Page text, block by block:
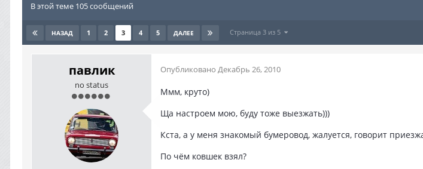
В этой теме 105 сообщений
НАЗАД 1 2 3 4 5 ДАЛЕЕ Страница 3 из 5
павлик
no status
Опубликовано Декабрь 26, 2010
Ммм, круто)
Ща настроем мою, буду тоже выезжать)))
Кста, а у меня знакомый бумеровод, жалуется, говорит
По чём ковшек взял?